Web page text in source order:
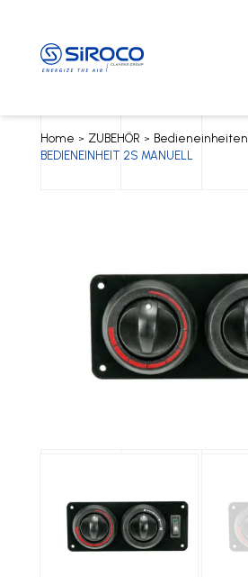
Home > ZUBEHÖR > Bedieneinheiten
BEDIENEINHEIT 2S MANUELL